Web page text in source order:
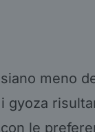
meno
gyoza
le